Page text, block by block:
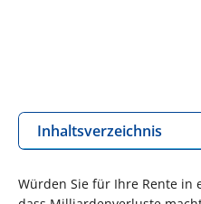
Inhaltsverzeichnis
Würden Sie für Ihre Rente in